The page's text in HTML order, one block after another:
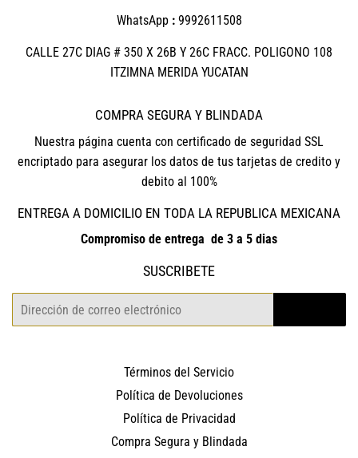
WhatsApp : 9992611508
CALLE 27C DIAG # 350 X 26B Y 26C FRACC. POLIGONO 108
ITZIMNA MERIDA YUCATAN
COMPRA SEGURA Y BLINDADA
Nuestra página cuenta con certificado de seguridad SSL
encriptado para asegurar los datos de tus tarjetas de credito y
debito al 100%
ENTREGA A DOMICILIO EN TODA LA REPUBLICA MEXICANA
Compromiso de entrega de 3 a 5 dias
SUSCRIBETE
Correo
Términos del Servicio
Política de Devoluciones
Política de Privacidad
Compra Segura y Blindada